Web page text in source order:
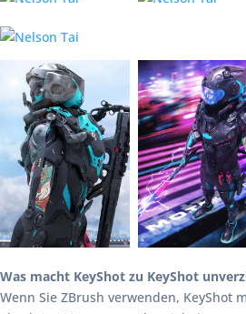
Was macht KeyShot zu KeyShot
Wenn Sie ZBrush verwenden, KeyShot